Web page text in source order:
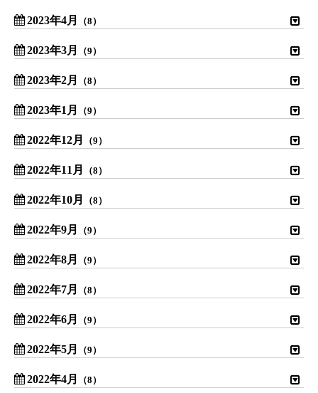
2023年4月 （8）
2023年3月 （9）
2023年2月 （8）
2023年1月 （9）
2022年12月 （9）
2022年11月 （8）
2022年10月 （8）
2022年9月 （9）
2022年8月 （9）
2022年7月 （8）
2022年6月 （9）
2022年5月 （9）
2022年4月 （8）